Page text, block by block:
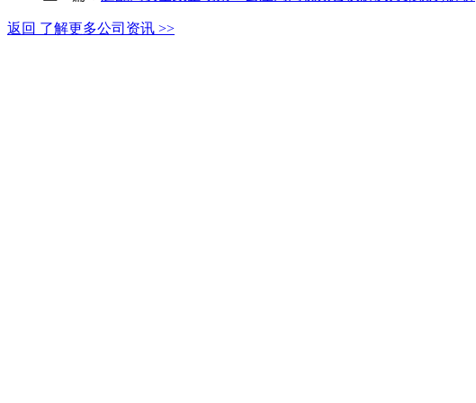
返回 了解更多公司资讯 >>